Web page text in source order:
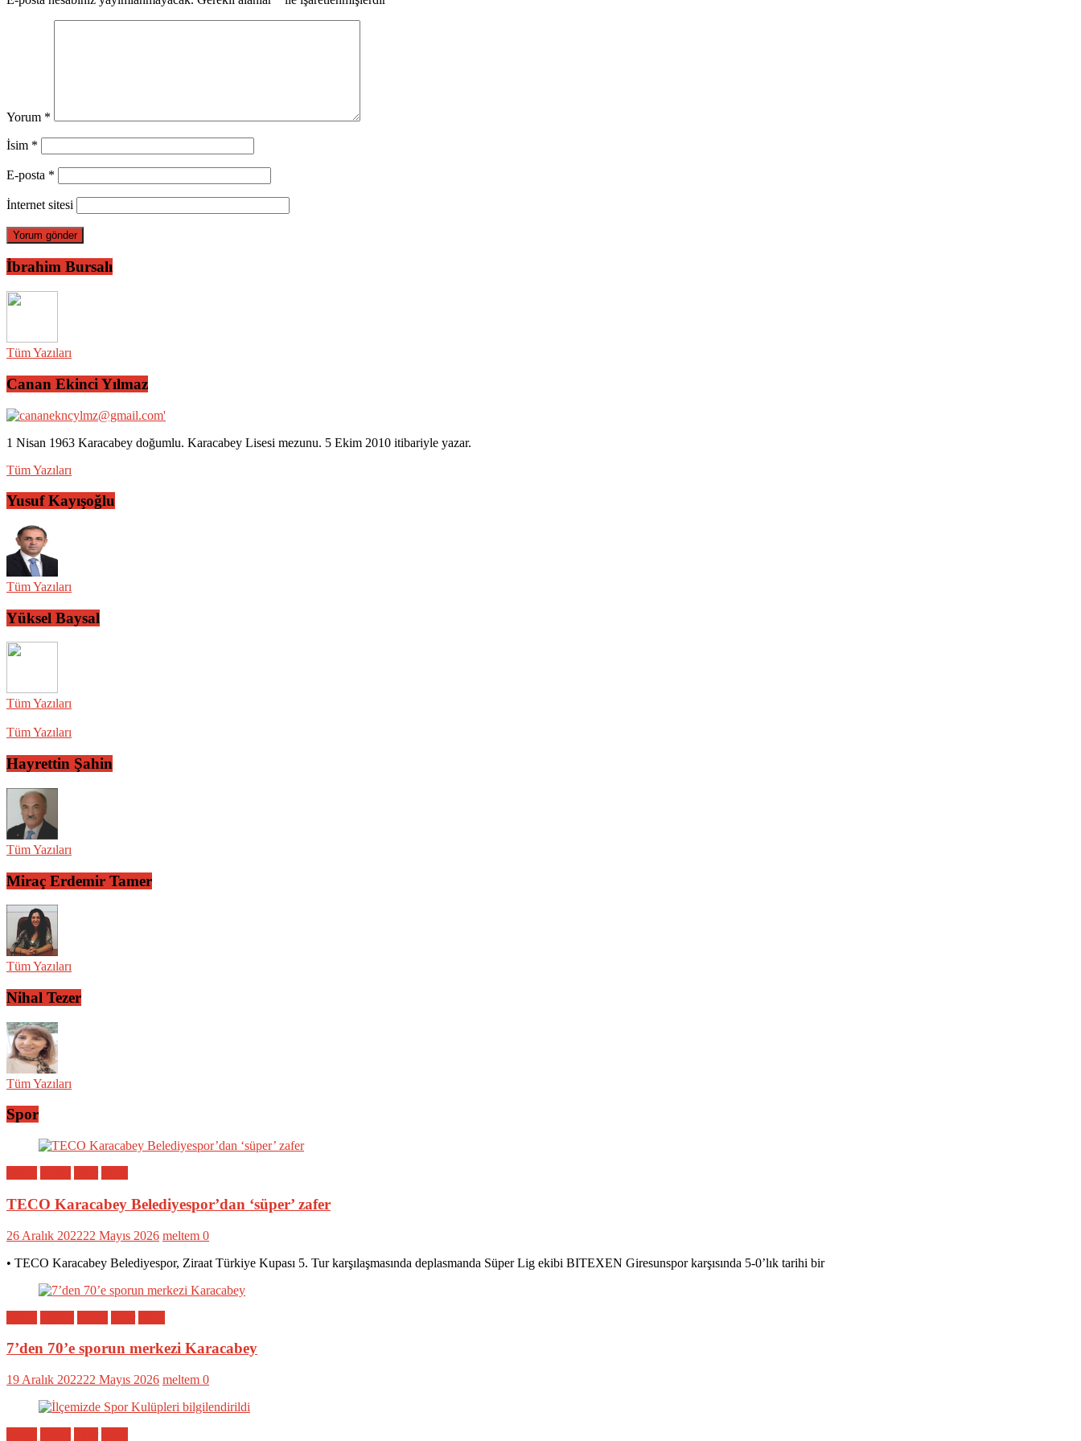
Yorum *
İsim *
E-posta *
İnternet sitesi
İbrahim Bursalı
Tüm Yazıları
Canan Ekinci Yılmaz
1 Nisan 1963 Karacabey doğumlu. Karacabey Lisesi mezunu. 5 Ekim 2010 itibariyle yazar.
Tüm Yazıları
Yusuf Kayışoğlu
Tüm Yazıları
Yüksel Baysal
Tüm Yazıları
Tüm Yazıları
Hayrettin Şahin
Tüm Yazıları
Miraç Erdemir Tamer
Tüm Yazıları
Nihal Tezer
Tüm Yazıları
Spor
TECO Karacabey Belediyespor’dan ‘süper’ zafer
26 Aralık 202222 Mayıs 2026 meltem 0
• TECO Karacabey Belediyespor, Ziraat Türkiye Kupası 5. Tur karşılaşmasında deplasmanda Süper Lig ekibi BITEXEN Giresunspor karşısında 5-0’lık tarihi bir
7’den 70’e sporun merkezi Karacabey
19 Aralık 202222 Mayıs 2026 meltem 0